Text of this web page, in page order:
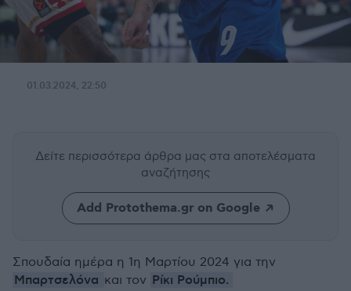
01.03.2024, 22:50
Δείτε περισσότερα άρθρα μας στα αποτελέσματα
αναζήτησης
Add Protothema.gr on Google
Σπουδαία ημέρα η 1η Μαρτίου 2024 για την
Μπαρτσελόνα και τον Ρίκι Ρούμπιο.